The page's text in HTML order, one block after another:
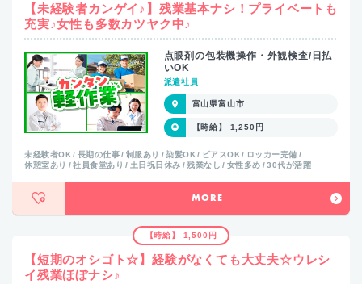
【未経験者カンゲイ♪】残業基本ナシ！プライベートも
充実♪女性も多数カツヤク中♪
点眼剤の包装機操作・外観検査/日払
いOK
派遣社員
富山県富山市
【時給】 1,250円
未経験者OK 長期の仕事 制服あり 染髪OK ピアスOK
ロッカー完備
休憩室あり
社員食堂あり 土日祝日休み 残業なし 女性多め 30代が活躍
MORE
【時給】 1,500円
【短期のオシゴト☆】経験がなくても大丈夫☆ウレシ
イ残業ほぼナシ♪